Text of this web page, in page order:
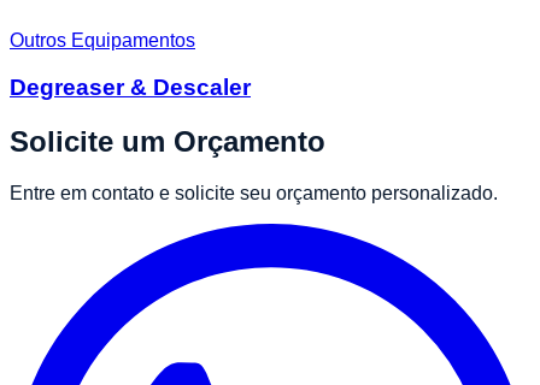
Outros Equipamentos
Degreaser & Descaler
Solicite um Orçamento
Entre em contato e solicite seu orçamento personalizado.